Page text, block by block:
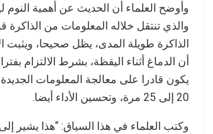
وأوضح العلماء أن الحديث عن أهمية النوم
والذي تنتقل خلاله المعلومات من الذاكرة
الذاكرة طويلة المدى، يظل صحيحا، ويثبت
أن الدماغ أثناء اليقظة، بشرط الالتزام
يكون قادرا على معالجة المعلومات
20 إلى 25 مرة، وتحسين الأداء أيضا.
وكتب العلماء في هذا السياق: “هذا يشير إلى